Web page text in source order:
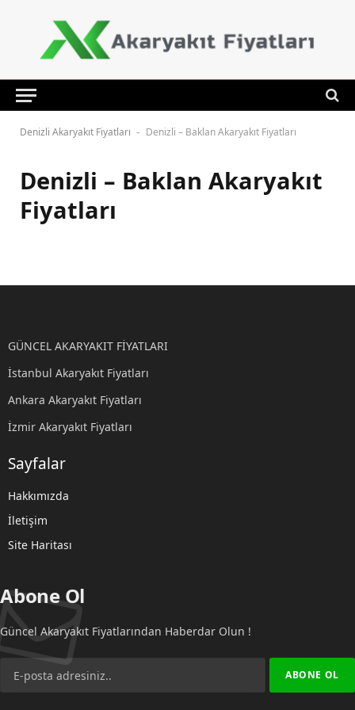
Denizli Akaryakıt Fiyatları - Denizli – Baklan Akaryakıt Fiyatları
Denizli – Baklan Akaryakıt
Fiyatları
GÜNCEL AKARYAKIT FİYATLARI
İstanbul Akaryakıt Fiyatları
Ankara Akaryakıt Fiyatları
İzmir Akaryakıt Fiyatları
Sayfalar
Hakkımızda
İletişim
Site Haritası
Abone Ol
Güncel Akaryakıt Fiyatlarından Haberdar Olun !